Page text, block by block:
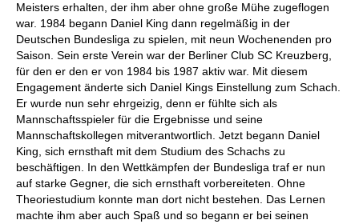
Meisters erhalten, der ihm aber ohne große Mühe zugeflogen
war. 1984 begann Daniel King dann regelmäßig in der
Deutschen Bundesliga zu spielen, mit neun Wochenenden pro
Saison. Sein erste Verein war der Berliner Club SC Kreuzberg,
für den er den er von 1984 bis 1987 aktiv war. Mit diesem
Engagement änderte sich Daniel Kings Einstellung zum Schach.
Er wurde nun sehr ehrgeizig, denn er fühlte sich als
Mannschaftsspieler für die Ergebnisse und seine
Mannschaftskollegen mitverantwortlich. Jetzt begann Daniel
King, sich ernsthaft mit dem Studium des Schachs zu
beschäftigen. In den Wettkämpfen der Bundesliga traf er nun
auf starke Gegner, die sich ernsthaft vorbereiteten. Ohne
Theoriestudium konnte man dort nicht bestehen. Das Lernen
machte ihm aber auch Spaß und so begann er bei seinen